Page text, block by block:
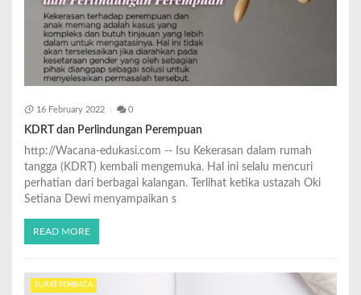
16 February 2022 0
KDRT dan Perlindungan Perempuan
http://Wacana-edukasi.com -- Isu Kekerasan dalam rumah
tangga (KDRT) kembali mengemuka. Hal ini selalu mencuri
perhatian dari berbagai kalangan. Terlihat ketika ustazah Oki
Setiana Dewi menyampaikan s
READ MORE
SURAT PEMBACA